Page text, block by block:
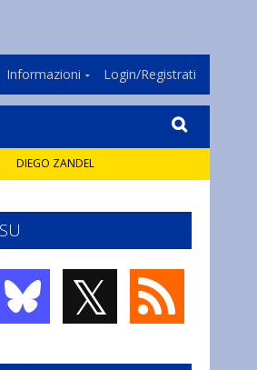
Informazioni Login/Registrati
DIEGO ZANDEL
𝕏